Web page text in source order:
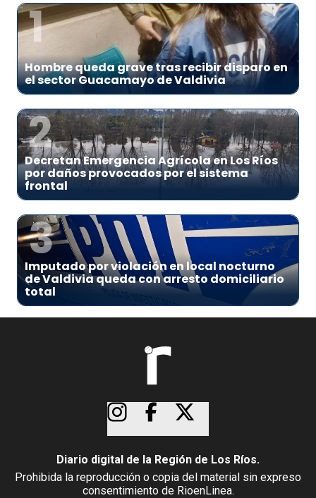
1
Hombre queda grave tras recibir disparo en
el sector Guacamayo de Valdivia
2
Decretan Emergencia Agrícola en Los Ríos
por daños provocados por el sistema
frontal
3
Imputado por violación en local nocturno
de Valdivia queda con arresto domiciliario
total
Diario digital de la Región de Los Ríos.
Prohibida la reproducción o copia del material sin expreso
consentimiento de RioenLinea.